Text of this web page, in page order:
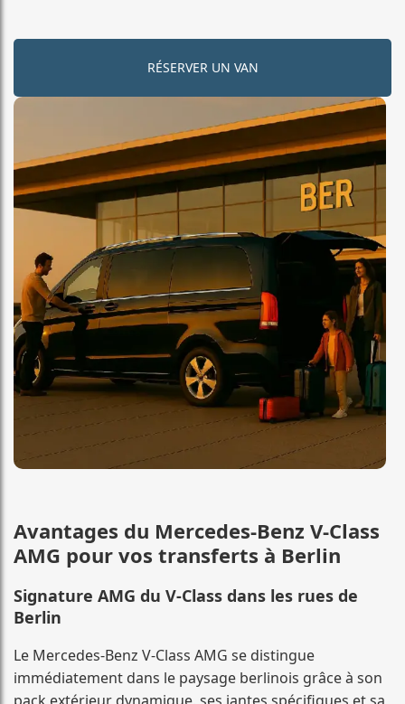
RÉSERVER UN VAN
Avantages du Mercedes-Benz V-Class
AMG pour vos transferts à Berlin
Signature AMG du V-Class dans les rues de
Berlin
Le Mercedes-Benz V-Class AMG se distingue
immédiatement dans le paysage berlinois grâce à son